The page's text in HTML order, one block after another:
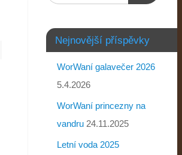
Nejnovější příspěvky
WorWaní galavečer 2026
5.4.2026
WorWaní princezny na
vandru 24.11.2025
Letní voda 2025